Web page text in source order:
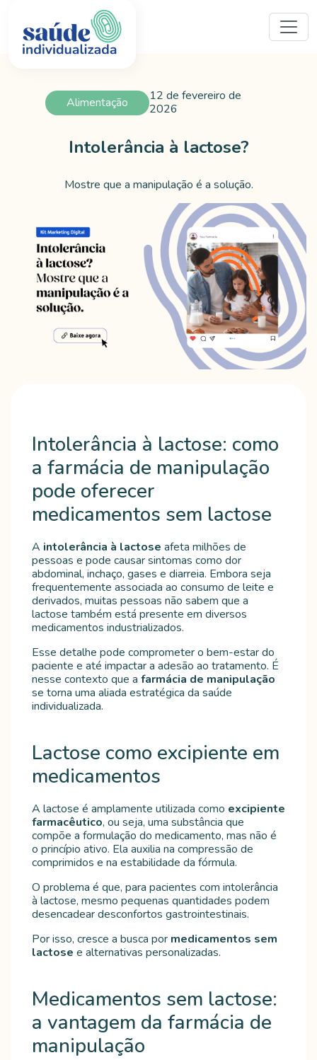
Alimentação
12 de fevereiro de
2026
Intolerância à lactose?
Mostre que a manipulação é a solução.
Intolerância à lactose: como
a farmácia de manipulação
pode oferecer
medicamentos sem lactose
A intolerância à lactose afeta milhões de
pessoas e pode causar sintomas como dor
abdominal, inchaço, gases e diarreia. Embora seja
frequentemente associada ao consumo de leite e
derivados, muitas pessoas não sabem que a
lactose também está presente em diversos
medicamentos industrializados.
Esse detalhe pode comprometer o bem-estar do
paciente e até impactar a adesão ao tratamento. É
nesse contexto que a farmácia de manipulação
se torna uma aliada estratégica da saúde
individualizada.
Lactose como excipiente em
medicamentos
A lactose é amplamente utilizada como excipiente
farmacêutico, ou seja, uma substância que
compõe a formulação do medicamento, mas não é
o princípio ativo. Ela auxilia na compressão de
comprimidos e na estabilidade da fórmula.
O problema é que, para pacientes com intolerância
à lactose, mesmo pequenas quantidades podem
desencadear desconfortos gastrointestinais.
Por isso, cresce a busca por medicamentos sem
lactose e alternativas personalizadas.
Medicamentos sem lactose:
a vantagem da farmácia de
manipulação